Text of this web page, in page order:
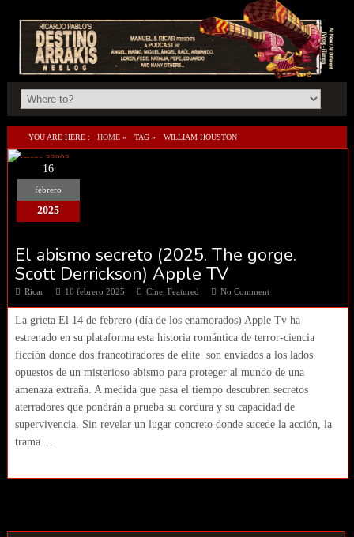
YOU ARE HERE : HOME » TAG » WILLIAM HOUSTON
16
febrero
2025
El abismo secreto (2025. The gorge.
Scott Derrickson) Apple TV
Ricar 16 febrero 2025 Cine, Featured No Comment
La grieta El 14 de febrero (día de los enamorados) Apple Tv ha
estrenado en su plataforma esta historia romántica de terror-ciencia
ficción donde dos francotiradores de elite son enviados a los lados
opuestos de un misterioso abismo para proteger al mundo de una
amenaza extraña. A medida que pasa el tiempo descubren secretos
aterradores que pondrán a prueba su cordura y su capacidad de
supervivencia. Sin revelar un lugar concreto donde sucede la acción, la
trama ...